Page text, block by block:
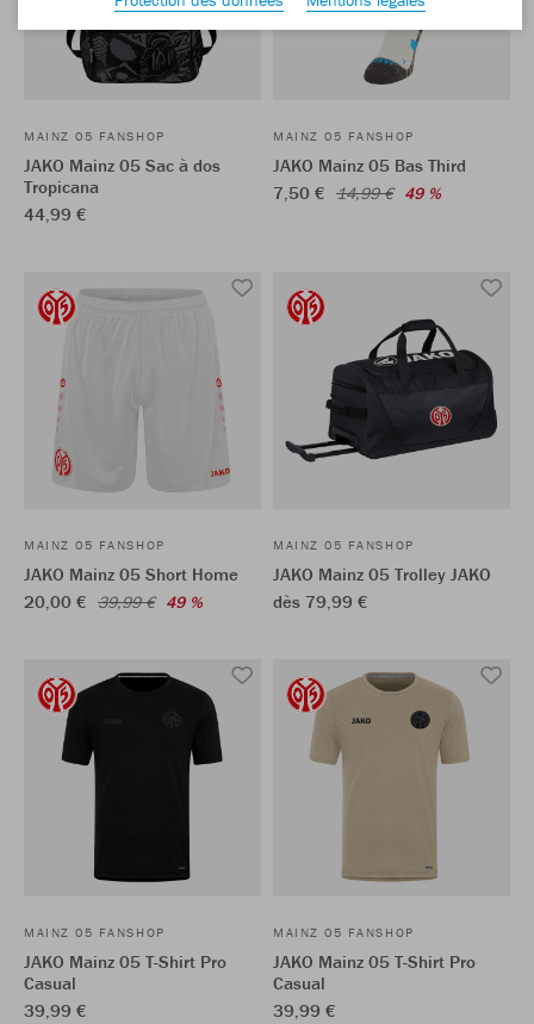
MAINZ 05 FANSHOP
JAKO Mainz 05 Sac à dos
Tropicana
44,99 €
MAINZ 05 FANSHOP
JAKO Mainz 05 Bas Third
7,50 € 14,99 € 49 %
MAINZ 05 FANSHOP
JAKO Mainz 05 Short Home
20,00 € 39,99 € 49 %
MAINZ 05 FANSHOP
JAKO Mainz 05 Trolley JAKO
dès 79,99 €
MAINZ 05 FANSHOP
JAKO Mainz 05 T-Shirt Pro
Casual
39,99 €
MAINZ 05 FANSHOP
JAKO Mainz 05 T-Shirt Pro
Casual
39,99 €